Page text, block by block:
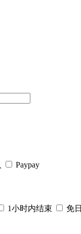
Paypay
1小时内结束 免